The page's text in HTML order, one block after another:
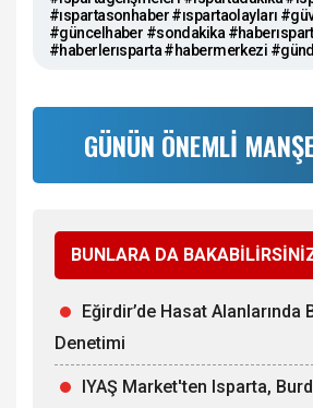
#ıspartasonhaber #ıspartaolayları
#güncelhaber #sondakika
#haberlerısparta #habermerkezi
GÜNÜN ÖNEMLİ
BUNLARA DA
Eğirdir’de Hasat Alanlarında
Denetimi
IYAŞ Market'ten Isparta,